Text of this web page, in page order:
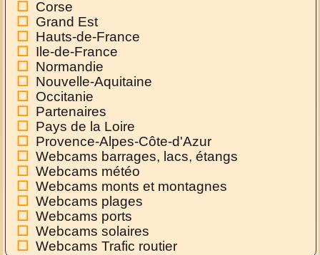
Corse
Grand Est
Hauts-de-France
Ile-de-France
Normandie
Nouvelle-Aquitaine
Occitanie
Partenaires
Pays de la Loire
Provence-Alpes-Côte-d'Azur
Webcams barrages, lacs, étangs
Webcams météo
Webcams monts et montagnes
Webcams plages
Webcams ports
Webcams solaires
Webcams Trafic routier